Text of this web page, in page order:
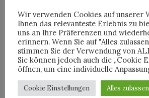
ROOSEVELT IM
Wir verwenden Cookies auf unserer
Ihnen das relevanteste Erlebnis zu
uns an Ihre Präferenzen und
erinnern. Wenn Sie auf "Alles
stimmen Sie der Verwendung von
Sie können jedoch auch die „Cookie
öffnen, um eine individuelle
Cookie Einstellungen Alles zulassen